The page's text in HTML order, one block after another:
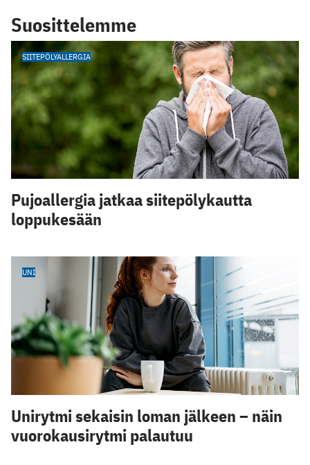
Suosittelemme
SIITEPÖLYALLERGIA
Pujoallergia jatkaa siitepölykautta
loppukesään
UNI
Unirytmi sekaisin loman jälkeen – näin
vuorokausirytmi palautuu